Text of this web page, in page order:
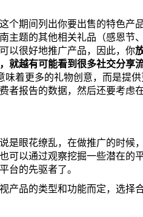
个期间列出你要出售的特色产
主题的其他相关礼品（感恩节
以很好地推广产品，因此，你
就越有可能看到很多社交分享
味着更多的礼物创意，而是提
者报告的数据，然后还要考虑
是眼花缭乱，在做推广的时候
可以通过观察挖掘一些潜在的
台的先驱者了。
产品的类型和功能而定，选择